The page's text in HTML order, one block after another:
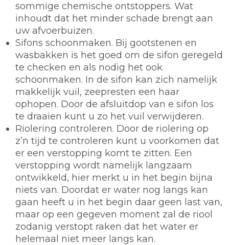
sommige chemische ontstoppers. Wat
inhoudt dat het minder schade brengt aan
uw afvoerbuizen.
Sifons schoonmaken. Bij gootstenen en
wasbakken is het goed om de sifon geregeld
te checken en als nodig het ook
schoonmaken. In de sifon kan zich namelijk
makkelijk vuil, zeepresten een haar
ophopen. Door de afsluitdop van e sifon los
te draaien kunt u zo het vuil verwijderen.
Riolering controleren. Door de riolering op
z’n tijd te controleren kunt u voorkomen dat
er een verstopping komt te zitten. Een
verstopping wordt namelijk langzaam
ontwikkeld, hier merkt u in het begin bijna
niets van. Doordat er water nog langs kan
gaan heeft u in het begin daar geen last van,
maar op een gegeven moment zal de riool
zodanig verstopt raken dat het water er
helemaal niet meer langs kan.